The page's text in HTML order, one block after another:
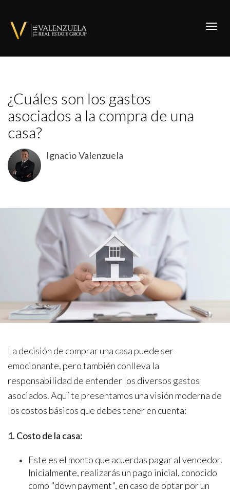
¿Cuáles son los gastos
asociados a la compra de una
casa?
Ignacio Valenzuela
La decisión de comprar una casa puede ser
emocionante, pero también conlleva la
responsabilidad de entender los diversos gastos
asociados. Aquí te presentamos una visión moderna de
los costos básicos que debes tener en cuenta:
1. Costo de la casa:
Este es el monto que acuerdas pagar al vendedor.
Inicialmente, realizarás un pago inicial, conocido
como "down payment", en caso de optar por un